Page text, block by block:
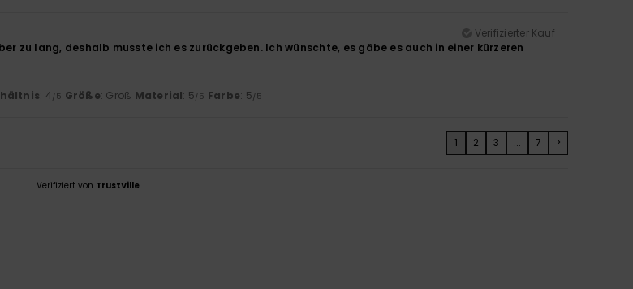
Verifizierter Kauf
zu lang, deshalb musste ich es zurückgeben. Ich wünschte, es gäbe es auch in einer kürzeren
: 4/5 Größe: Groß Material: 5/5 Farbe: 5/5
1 2 3 ... 7 >
Verifiziert von TrustVille